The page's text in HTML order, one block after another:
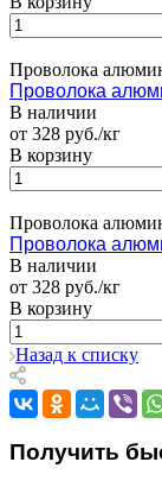
Проволока
Проволока
В наличии
от 328 руб./кг
В корзину
Проволока
Проволока
В наличии
от 328 руб./кг
В корзину
Назад к списку
Получить